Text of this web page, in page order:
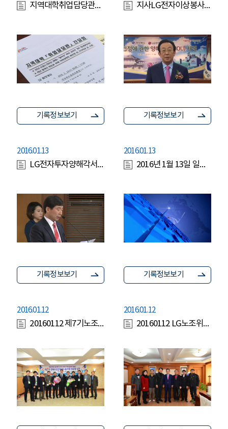
지역대학취업담당관간담회
기록정보보기
지사LG전자이상봉사장구미시장int
기록정보보기
2016.01.13
LG전자투자양해각서체결
기록정보보기
2016.01.13
2016년 1월 13일 일일뉴스
기록정보보기
2016.01.12
20160112 제7기노조위원장 당선
2016.01.12
20160112 LG노조위원장 인사